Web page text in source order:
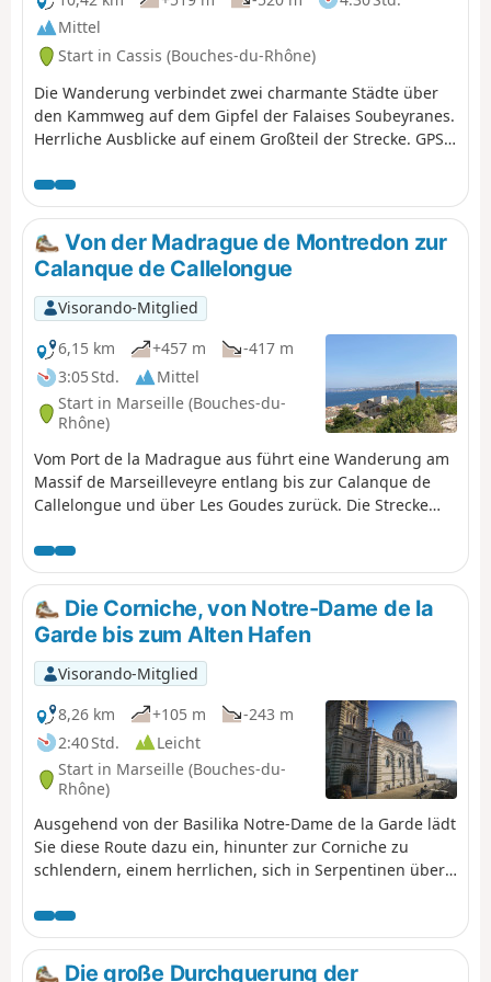
Mittel
Start in Cassis (Bouches-du-Rhône)
Die Wanderung verbindet zwei charmante Städte über
den Kammweg auf dem Gipfel der Falaises Soubeyranes.
Herrliche Ausblicke auf einem Großteil der Strecke. GPS
Von der Madrague de Montredon zur
Calanque de Callelongue
Visorando-Mitglied
6,15 km
+457 m
-417 m
3:05 Std.
Mittel
Start in Marseille (Bouches-du-
Rhône)
Vom Port de la Madrague aus führt eine Wanderung am
Massif de Marseilleveyre entlang bis zur Calanque de
Callelongue und über Les Goudes zurück. Die Strecke
gesamten Wanderung einen herrlichen Blick auf das
Meer.Mit öffentlichen Verkehrsmitteln erreichbar.
Die Corniche, von Notre-Dame de la
Garde bis zum Alten Hafen
Visorando-Mitglied
8,26 km
+105 m
-243 m
2:40 Std.
Leicht
Start in Marseille (Bouches-du-
Rhône)
Ausgehend von der Basilika Notre-Dame de la Garde lädt
Sie diese Route dazu ein, hinunter zur Corniche zu
schlendern, einem herrlichen, sich in Serpentinen über
Sie den Charme kleiner Ecken wie die Halbinsel
Malmousque, das Viertel Endoume und das berühmte
Vallon des Auffes.
Die große Durchquerung der